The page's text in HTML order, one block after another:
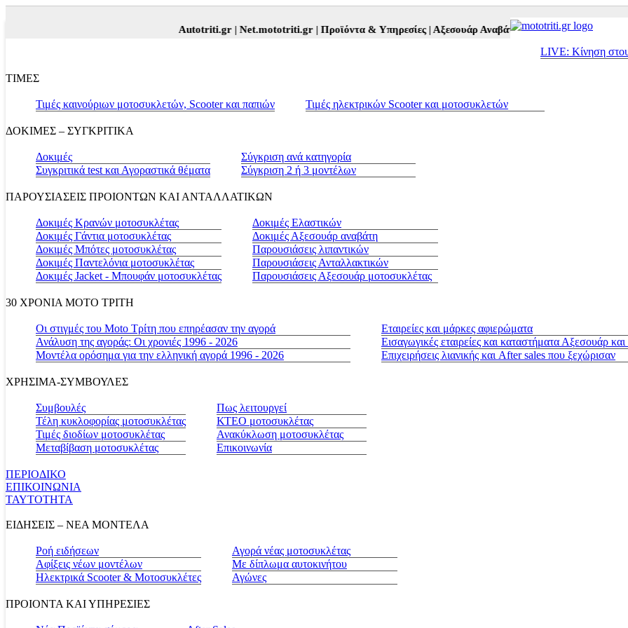
Autotriti.gr |Net.mototriti.gr |Προϊόντα & Υπηρεσίες |Αξεσουάρ Αναβάτη και Μοτοσυκλέτας |
LIVE: Κίνηση
ΤΙΜΕΣ
Τιμές καινούριων μοτοσυκλετών, Scooter και παπιών Τιμές ηλεκτρικών Scooter και μοτοσυκλετών
ΔΟΚΙΜΕΣ – ΣΥΓΚΡΙΤΙΚΑ
Δοκιμές
Συγκριτικά test και Αγοραστικά θέματα
Σύγκριση ανά κατηγορία
Σύγκριση 2 ή 3 μοντέλων
ΠΑΡΟΥΣΙΑΣΕΙΣ ΠΡΟΙΟΝΤΩΝ ΚΑΙ ΑΝΤΑΛΛΑΤΙΚΩΝ
Δοκιμές Κρανών μοτοσυκλέτας
Δοκιμές Γάντια μοτοσυκλέτας
Δοκιμές Μπότες μοτοσυκλέτας
Δοκιμές Παντελόνια μοτοσυκλέτας
Δοκιμές Jacket - Μπουφάν μοτοσυκλέτας
Δοκιμές Ελαστικών
Δοκιμές Αξεσουάρ αναβάτη
Παρουσιάσεις λιπαντικών
Παρουσιάσεις Ανταλλακτικών
Παρουσιάσεις Αξεσουάρ μοτοσυκλέτας
30 ΧΡΟΝΙΑ MOTO ΤΡΙΤΗ
Οι στιγμές του Moto Τρίτη που επηρέασαν την αγορά
Ανάλυση της αγοράς: Οι χρονιές 1996 - 2026
Μοντέλα ορόσημα για την ελληνική αγορά 1996 - 2026
Εταιρείες και μάρκες αφιερώματα
Εισαγωγικές εταιρείες και καταστήματα Αξεσουάρ
Επιχειρήσεις λιανικής και After sales που ξεχώρισαν
ΧΡΗΣΙΜΑ-ΣΥΜΒΟΥΛΕΣ
Συμβουλές
Τέλη κυκλοφορίας μοτοσυκλέτας
Τιμές διοδίων μοτοσυκλέτας
Μεταβίβαση μοτοσυκλέτας
Πως λειτουργεί
ΚΤΕΟ μοτοσυκλέτας
Ανακύκλωση μοτοσυκλέτας
Επικοινωνία
ΠΕΡΙΟΔΙΚΟ
ΕΠΙΚΟΙΝΩΝΙΑ
ΤΑΥΤΟΤΗΤΑ
ΕΙΔΗΣΕΙΣ – ΝΕΑ ΜΟΝΤΕΛΑ
Ροή ειδήσεων
Αφίξεις νέων μοντέλων
Ηλεκτρικά Scooter & Μοτοσυκλέτες
Αγορά νέας μοτοσυκλέτας
Με δίπλωμα αυτοκινήτου
Αγώνες
ΠΡΟΙΟΝΤΑ ΚΑΙ ΥΠΗΡΕΣΙΕΣ